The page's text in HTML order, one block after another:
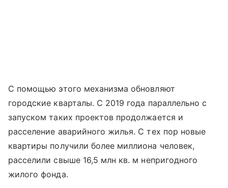
С помощью этого механизма обновляют
городские кварталы. С 2019 года параллельно с
запуском таких проектов продолжается и
расселение аварийного жилья. С тех пор новые
квартиры получили более миллиона человек,
расселили свыше 16,5 млн кв. м непригодного
жилого фонда.